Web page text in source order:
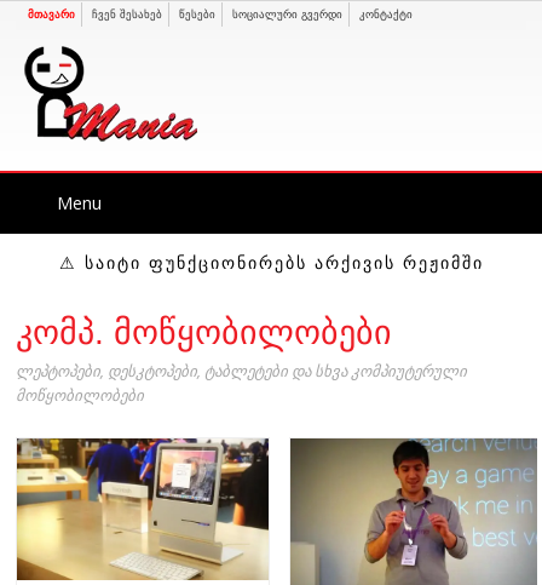
მთავარი ჩვენ შესახებ წესები სოციალური გვერდი კონტაქტი
Menu
⚠ ᲡᲐᲘᲢᲘ ᲤᲣᲜᲥᲪᲘᲝᲜᲘᲠᲔᲑᲡ ᲐᲠᲥᲘᲕᲘᲡ ᲠᲔᲟᲘᲛᲨᲘ
კომპ. მოწყობილობები
ლეპტოპები, დესკტოპები, ტაბლეტები და სხვა კომპიუტერული
მოწყობილობები